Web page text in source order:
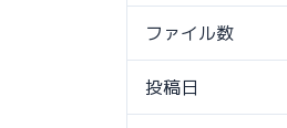
ファイル数
投稿日